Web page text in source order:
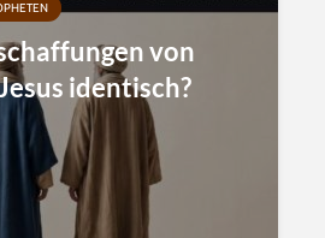
von
identisch?